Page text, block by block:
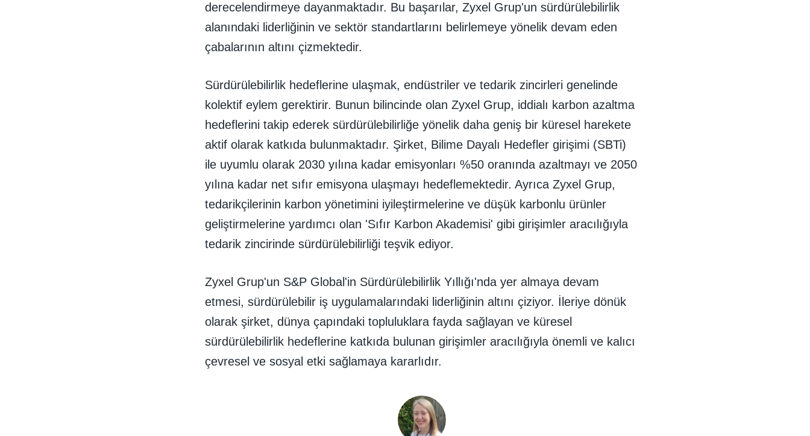
derecelendirmeye dayanmaktadır. Bu başarılar, Zyxel Grup'un sürdürülebilirlik
alanındaki liderliğinin ve sektör standartlarını belirlemeye yönelik devam eden
çabalarının altını çizmektedir.
Sürdürülebilirlik hedeflerine ulaşmak, endüstriler ve tedarik zincirleri genelinde
kolektif eylem gerektirir. Bunun bilincinde olan Zyxel Grup, iddialı karbon azaltma
hedeflerini takip ederek sürdürülebilirliğe yönelik daha geniş bir küresel harekete
aktif olarak katkıda bulunmaktadır. Şirket, Bilime Dayalı Hedefler girişimi (SBTi)
ile uyumlu olarak 2030 yılına kadar emisyonları %50 oranında azaltmayı ve 2050
yılına kadar net sıfır emisyona ulaşmayı hedeflemektedir. Ayrıca Zyxel Grup,
tedarikçilerinin karbon yönetimini iyileştirmelerine ve düşük karbonlu ürünler
geliştirmelerine yardımcı olan 'Sıfır Karbon Akademisi' gibi girişimler aracılığıyla
tedarik zincirinde sürdürülebilirliği teşvik ediyor.
Zyxel Grup'un S&P Global'in Sürdürülebilirlik Yıllığı'nda yer almaya devam
etmesi, sürdürülebilir iş uygulamalarındaki liderliğinin altını çiziyor. İleriye dönük
olarak şirket, dünya çapındaki topluluklara fayda sağlayan ve küresel
sürdürülebilirlik hedeflerine katkıda bulunan girişimler aracılığıyla önemli ve kalıcı
çevresel ve sosyal etki sağlamaya kararlıdır.